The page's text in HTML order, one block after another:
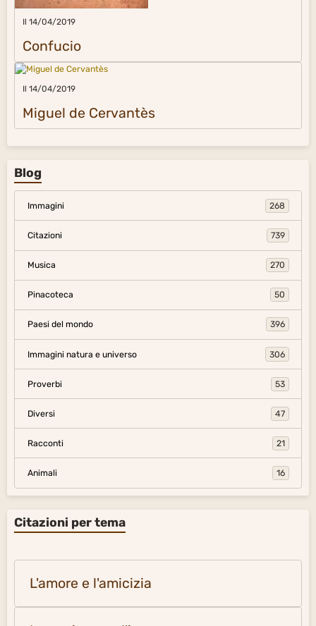
Il 14/04/2019
Confucio
Il 14/04/2019
Miguel de Cervantès
Blog
Immagini 268
Citazioni 739
Musica 270
Pinacoteca 50
Paesi del mondo 396
Immagini natura e universo 306
Proverbi 53
Diversi 47
Racconti 21
Animali 16
Citazioni per tema
L'amore e l'amicizia